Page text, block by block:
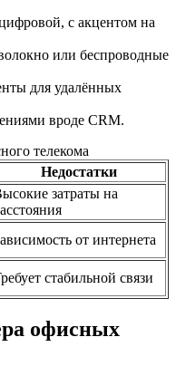
с акцентом на
или беспроводные
для удалённых
вроде CRM.
телекома
Недостатки
затраты на
от интернета
стабильной связи
офисных